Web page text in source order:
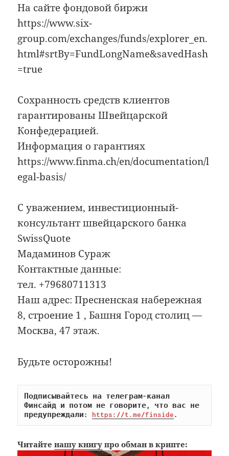
На сайте фондовой биржи
https://www.six-
group.com/exchanges/funds/explorer_en.
html#srtBy=FundLongName&savedHash
=true
Сохранность средств клиентов
гарантированы Швейцарской
Конфедерацией.
Информация о гарантиях
https://www.finma.ch/en/documentation/l
egal-basis/
С уважением, инвестиционный-
консультант швейцарского банка
SwissQuote
Мадаминов Сураж
Контактные данные:
тел. +79680711313
Наш адрес: Пресненская набережная
8, строение 1 , Башня Город столиц —
Москва, 47 этаж.
Будьте осторожны!
Подписывайтесь на телеграм-канал
Финсайд и потом не говорите, что вас не
предупреждали: https://t.me/finside.
Читайтенашу книгу про обман в крипте: